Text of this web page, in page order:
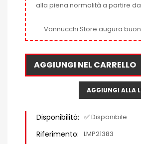
alla piena normalità a partire
Vannucchi Store augura
AGGIUNGI NEL CARRELLO
AGGIUNGI ALLA
Disponibilità: ✅ Disponibile
Riferimento: LMP21383